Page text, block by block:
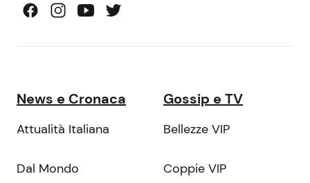
News e Cronaca
Attualità Italiana
Dal Mondo
Gossip e TV
Bellezze VIP
Coppie VIP